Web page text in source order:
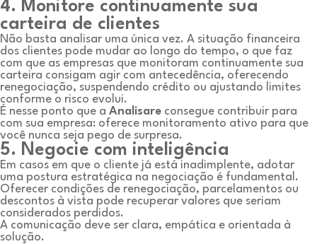
4. Monitore continuamente sua
carteira de clientes
Não basta analisar uma única vez. A situação financeira
dos clientes pode mudar ao longo do tempo, o que faz
com que as empresas que monitoram continuamente sua
carteira consigam agir com antecedência, oferecendo
renegociação, suspendendo crédito ou ajustando limites
conforme o risco evolui.
É nesse ponto que a Analisare consegue contribuir para
com sua empresa: oferece monitoramento ativo para que
você nunca seja pego de surpresa.
5. Negocie com inteligência
Em casos em que o cliente já está inadimplente, adotar
uma postura estratégica na negociação é fundamental.
Oferecer condições de renegociação, parcelamentos ou
descontos à vista pode recuperar valores que seriam
considerados perdidos.
A comunicação deve ser clara, empática e orientada à
solução.